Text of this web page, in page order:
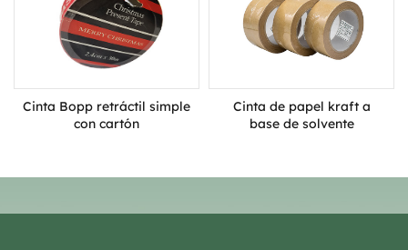
Cinta Bopp retráctil simple
con cartón
Cinta de papel kraft a
base de solvente